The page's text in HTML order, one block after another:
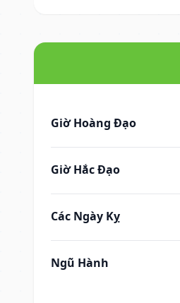
Giờ Hoàng Đạo
Giờ Hắc Đạo
Các Ngày Kỵ
Ngũ Hành